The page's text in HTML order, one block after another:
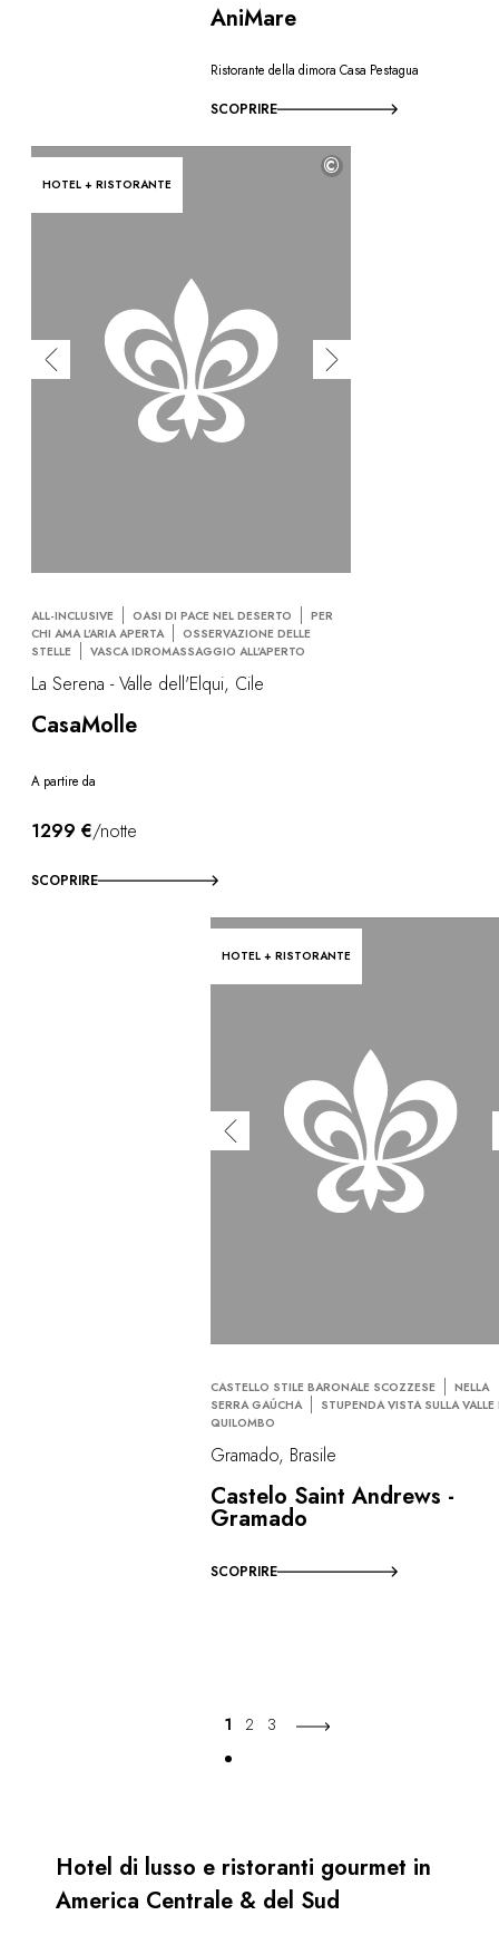
AniMare
Ristorante della dimora Casa Pestagua
SCOPRIRE
HOTEL + RISTORANTE
©
ALL-INCLUSIVE OASI DI PACE NEL DESERTO
PER
CHI AMA L’ARIA APERTA
OSSERVAZIONE DELLE
STELLE
VASCA IDROMASSAGGIO ALL’APERTO
La Serena - Valle dell'Elqui, Cile
CasaMolle
A partire da
1299 €/notte
SCOPRIRE
HOTEL + RISTORANTE
CASTELLO STILE BARONALE SCOZZESE
NELLA
SERRA GAÚCHA
STUPENDA VISTA SULLA VALLE
QUILOMBO
Gramado, Brasile
Castelo Saint Andrews -
Gramado
SCOPRIRE
1 2 3
Hotel di lusso e ristoranti gourmet in
America Centrale & del Sud